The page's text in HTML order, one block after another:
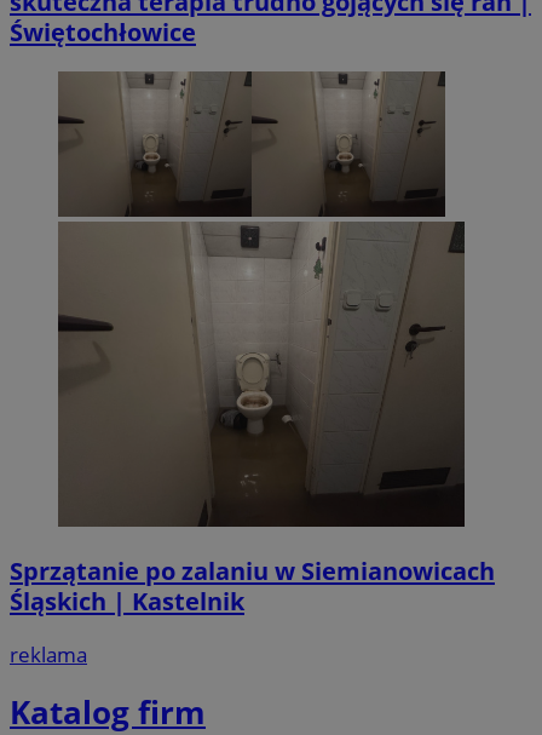
Świętochłowice
Sprzątanie po zalaniu w Siemianowicach
Śląskich | Kastelnik
reklama
Katalog firm